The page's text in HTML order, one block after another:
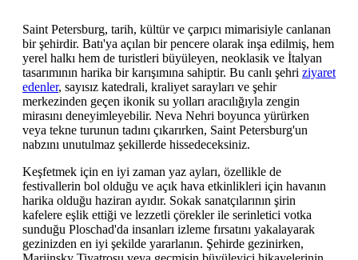
Saint Petersburg, tarih, kültür ve çarpıcı mimarisiyle canlanan
bir şehirdir. Batı'ya açılan bir pencere olarak inşa edilmiş, hem
yerel halkı hem de turistleri büyüleyen, neoklasik ve İtalyan
tasarımının harika bir karışımına sahiptir. Bu canlı şehri ziyaret
edenler, sayısız katedrali, kraliyet sarayları ve şehir
merkezinden geçen ikonik su yolları aracılığıyla zengin
mirasını deneyimleyebilir. Neva Nehri boyunca yürürken
veya tekne turunun tadını çıkarırken, Saint Petersburg'un
nabzını unutulmaz şekillerde hissedeceksiniz.
Keşfetmek için en iyi zaman yaz ayları, özellikle de
festivallerin bol olduğu ve açık hava etkinlikleri için havanın
harika olduğu haziran ayıdır. Sokak sanatçılarının şirin
kafelere eşlik ettiği ve lezzetli çörekler ile serinletici votka
sunduğu Ploschad'da insanları izleme fırsatını yakalayarak
gezinizden en iyi şekilde yararlanın. Şehirde gezinirken,